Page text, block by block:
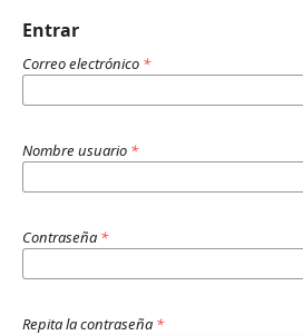
Entrar
Correo electrónico *
Nombre usuario *
Contraseña *
Repita la contraseña *